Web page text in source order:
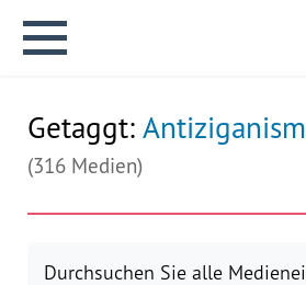
Getaggt:
(316 Medien)
Durchsuchen Sie alle